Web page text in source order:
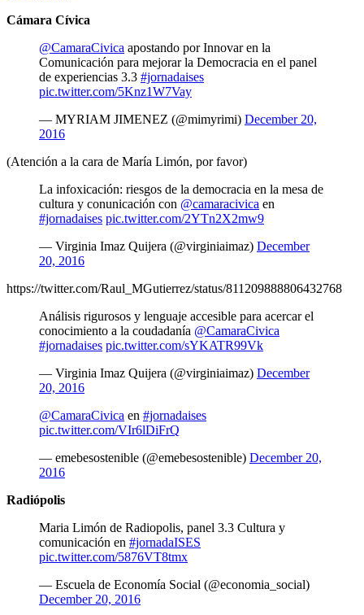
Cámara Cívica
@CamaraCivica apostando por Innovar en la
Comunicación para mejorar la Democracia en el panel
de experiencias 3.3 #jornadaises
pic.twitter.com/5Knz1W7Vay
— MYRIAM JIMENEZ (@mimyrimi) December 20,
2016
(Atención a la cara de María Limón, por favor)
La infoxicación: riesgos de la democracia en la mesa de
cultura y conunicación con @camaracivica en
#jornadaises pic.twitter.com/2YTn2X2mw9
— Virginia Imaz Quijera (@virginiaimaz) December
20, 2016
https://twitter.com/Raul_MGutierrez/status/811209888806432768
Análisis rigurosos y lenguaje accesible para acercar el
conocimiento a la coudadanía @CamaraCivica
#jornadaises pic.twitter.com/sYKATR99Vk
— Virginia Imaz Quijera (@virginiaimaz) December
20, 2016
@CamaraCivica en #jornadaises
pic.twitter.com/VIr6lDiFrQ
— emebesostenible (@emebesostenible) December 20,
2016
Radiópolis
Maria Limón de Radiopolis, panel 3.3 Cultura y
comunicación en #jornadaISES
pic.twitter.com/5876VT8tmx
— Escuela de Economía Social (@economia_social)
December 20, 2016